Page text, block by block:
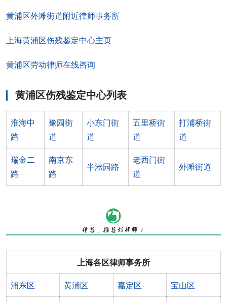
黄浦区外滩街道附近律师事务所
上海黄浦区伤残鉴定中心主页
黄浦区劳动律师在线咨询
黄浦区伤残鉴定中心列表
淮海中
路
豫园街
道
小东门街
道
五里桥街
道
打浦桥街
道
瑞金二
路
南京东
路
半淞园路
老西门街
道
外滩街道
上海各区律师事务所
浦东区 黄浦区 嘉定区 宝山区